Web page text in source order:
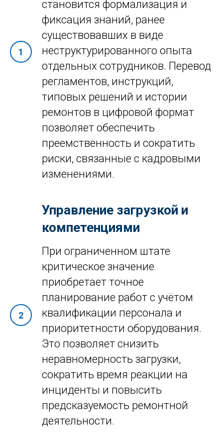
становится формализация и
фиксация знаний, ранее
существовавших в виде
неструктурированного опыта
отдельных сотрудников. Перевод
регламентов, инструкций,
типовых решений и истории
ремонтов в цифровой формат
позволяет обеспечить
преемственность и сократить
риски, связанные с кадровыми
изменениями.
Управление загрузкой и
компетенциями
При ограниченном штате
критическое значение
приобретает точное
планирование работ с учётом
квалификации персонала и
приоритетности оборудования.
Это позволяет снизить
неравномерность загрузки,
сократить время реакции на
инциденты и повысить
предсказуемость ремонтной
деятельности.